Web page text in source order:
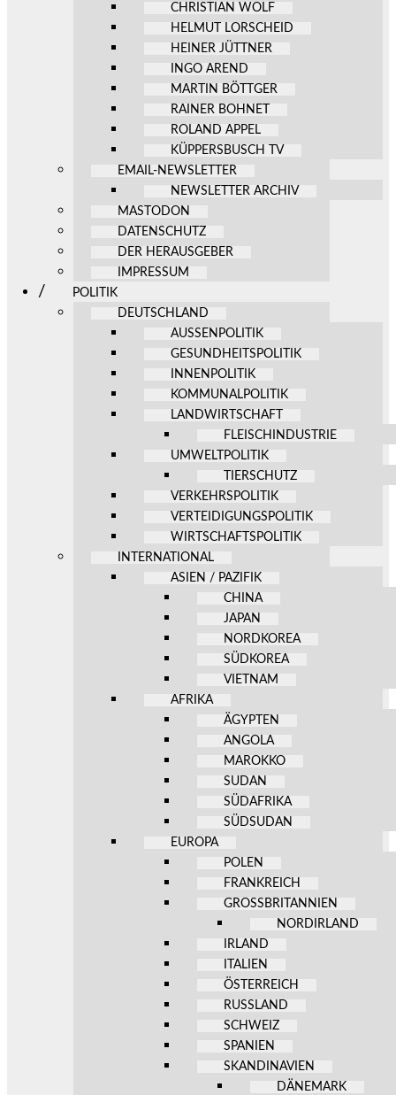
CHRISTIAN WOLF
HELMUT LORSCHEID
HEINER JÜTTNER
INGO AREND
MARTIN BÖTTGER
RAINER BOHNET
ROLAND APPEL
KÜPPERSBUSCH TV
EMAIL-NEWSLETTER
NEWSLETTER ARCHIV
MASTODON
DATENSCHUTZ
DER HERAUSGEBER
IMPRESSUM
POLITIK
DEUTSCHLAND
AUSSENPOLITIK
GESUNDHEITSPOLITIK
INNENPOLITIK
KOMMUNALPOLITIK
LANDWIRTSCHAFT
FLEISCHINDUSTRIE
UMWELTPOLITIK
TIERSCHUTZ
VERKEHRSPOLITIK
VERTEIDIGUNGSPOLITIK
WIRTSCHAFTSPOLITIK
INTERNATIONAL
ASIEN / PAZIFIK
CHINA
JAPAN
NORDKOREA
SÜDKOREA
VIETNAM
AFRIKA
ÄGYPTEN
ANGOLA
MAROKKO
SUDAN
SÜDAFRIKA
SÜDSUDAN
EUROPA
POLEN
FRANKREICH
GROSSBRITANNIEN
NORDIRLAND
IRLAND
ITALIEN
ÖSTERREICH
RUSSLAND
SCHWEIZ
SPANIEN
SKANDINAVIEN
DÄNEMARK